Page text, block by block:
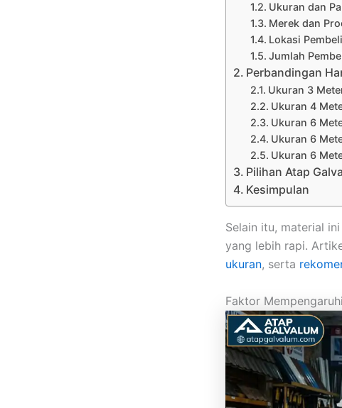
Ukuran dan
Merek dan
Lokasi
Jumlah
Perbandingan
Ukuran 3
Ukuran 4
Ukuran 6
Ukuran 6
Ukuran 6
Pilihan Atap
Kesimpulan
Selain itu, material
yang lebih rapi.
ukuran, serta
Faktor